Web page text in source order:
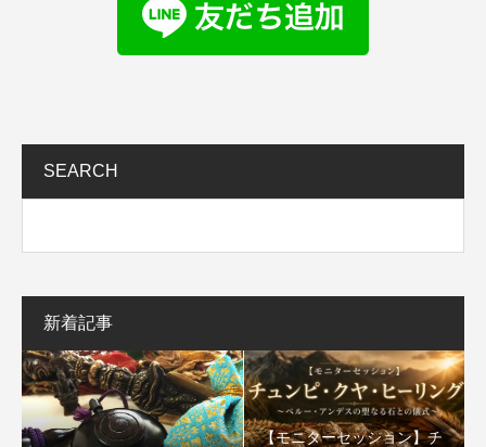
SEARCH
新着記事
【モニターセッション】チ